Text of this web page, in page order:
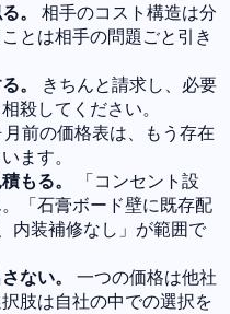
。
相手のコスト構造は分
とは相手の問題ごと引き
。
きちんと請求し、必要
殺してください。
月前の価格表は、もう存在
ます。
もる。
「コンセント設
「石膏ボード壁に既存配
内装補修なし」が範囲で
ない。
一つの価格は他社
肢は自社の中での選択を